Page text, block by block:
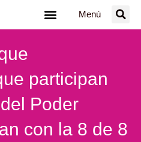
Menú
participan
Poder
con la 8 de 8